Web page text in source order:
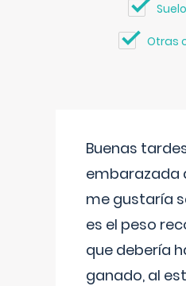
Otras
Buenas
embarazada
me gustaría
es el peso
que debería
ganado, al